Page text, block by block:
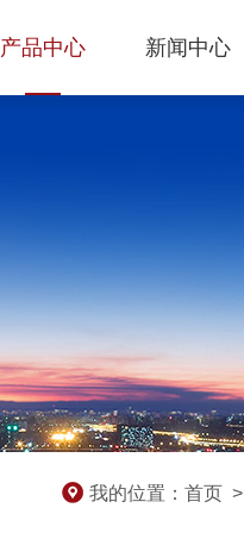
产品中心 新闻中心
我的位置： 首页 >